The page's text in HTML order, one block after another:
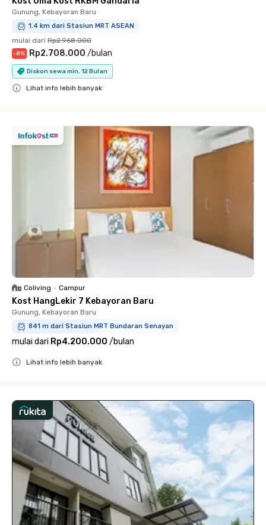
Gunung, Kebayoran Baru
1.4 km dari Stasiun MRT ASEAN
mulai dari Rp2.968.000
-8% Rp2.708.000 /bulan
Diskon sewa min. 12 Bulan
Lihat info lebih banyak
Coliving • Campur
Kost HangLekir 7 Kebayoran Baru
Gunung, Kebayoran Baru
841 m dari Stasiun MRT Bundaran Senayan
mulai dari Rp4.200.000 /bulan
Lihat info lebih banyak